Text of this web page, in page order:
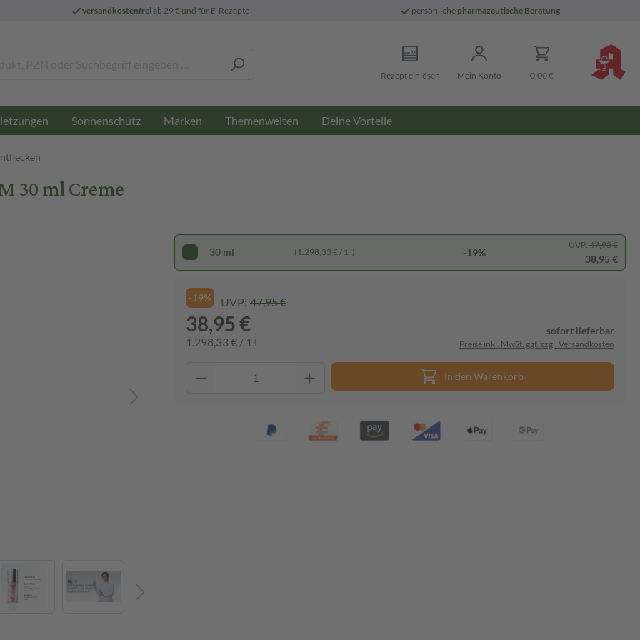
versandkostenfreiab 29 € und für E-Rezepte persönliche pharmazeutische Beratung
Rezept einlösen Mein Konto 0,00 €
Sonnenschutz Marken Themenwelten Deine Vorteile
30 ml Creme
30 ml (1.298,33 € / 1 l) -19%
UVP: 47,95 €
38,95 €
-19% UVP: 47,95 €
38,95 €
1.298,33 € / 1 l
sofort lieferbar
Preise inkl. MwSt. ggf. zzgl. Versandkosten
In den Warenkorb